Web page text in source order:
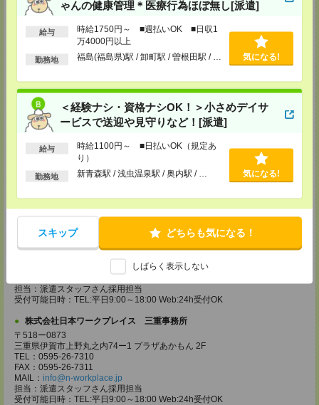
ゃんの健康管理＊医療行為ほぼ無し[派遣]
給与
時給1750円～ ■週払いOK ■日収1
万4000円以上
勤務地 福島(福島県)駅 / 卸町駅 / 曽根田駅 / … 気になる!
＜経験ナシ・資格ナシOK！＞小さめデイサ
ービスで送迎や見守りなど！[派遣]
給与
時給1100円～ ■日払いOK（規定あ
り）
勤務地 新青森駅 / 浅虫温泉駅 / 奥内駅 / … 気になる!
スキップ どちらも気になる！
しばらく表示しない
〒252-0231
神奈川県相模原市中央区相模原4-1-20 アルファビル 3F
TEL：042-786-5601
MAIL：info@n-workplace.jp
担当：派遣スタッフさん採用担当
受付可能日時：TEL:平日9:00～18:00 Web:24h受付OK
株式会社日本ワークプレイス 平塚事務所
神奈川県平塚市八重咲町 6ー1 平塚南口駅前ビル 6F
TEL：0463-20-4080
FAX：0463-20-4081
MAIL：info@n-workplace.jp
受付可能日時：TEL:平日9:00～18:00 Web:24h受付OK
株式会社日本ワークプレイス 中部支店
〒491ー0858
愛知県一宮市栄1ー3ー29 東海ビル 3F
担当：派遣スタッフさん採用担当
受付可能日時：TEL:平日9:00～18:00 Web:24h受付OK
株式会社日本ワークプレイス 三重事務所
〒518ー0873
三重県伊賀市上野丸之内74ー1 プラザあかもん 2F
TEL：0595-26-7310
FAX：0595-26-7311
MAIL： info@n-workplace.jp
担当：派遣スタッフさん採用担当
受付可能日時：TEL:平日9:00～18:00 Web:24h受付OK